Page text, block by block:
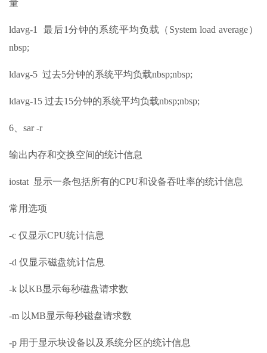
量
ldavg-1 最后1分钟的系统平均负载（System load average）
nbsp;
ldavg-5 过去5分钟的系统平均负载nbsp;nbsp;
ldavg-15 过去15分钟的系统平均负载nbsp;nbsp;
6、sar -r
输出内存和交换空间的统计信息
iostat 显示一条包括所有的CPU和设备吞吐率的统计信息
常用选项
-c 仅显示CPU统计信息
-d 仅显示磁盘统计信息
-k 以KB显示每秒磁盘请求数
-m 以MB显示每秒磁盘请求数
-p 用于显示块设备以及系统分区的统计信息